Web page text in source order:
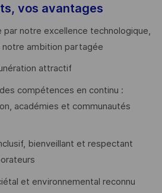
vos avantages
notre excellence technologique,
ambition partagée
attractif
compétences en continu :
académies et communautés
bienveillant et respectant
et environnemental reconnu